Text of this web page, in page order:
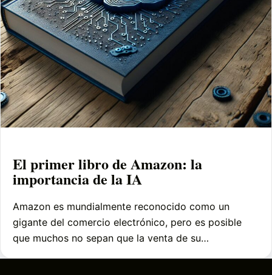
El primer libro de Amazon: la
importancia de la IA
Amazon es mundialmente reconocido como un
gigante del comercio electrónico, pero es posible
que muchos no sepan que la venta de su…